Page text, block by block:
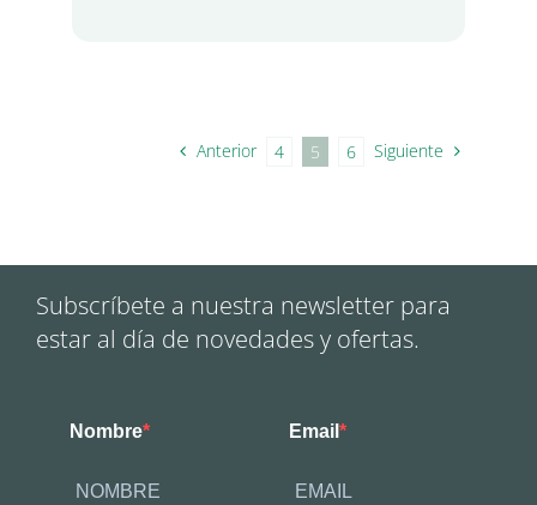
Anterior 4 5 6 Siguiente
Subscríbete a nuestra newsletter para
estar al día de novedades y ofertas.
Nombre Email